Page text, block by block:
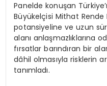
Panelde konuşan
Büyükelçisi Mithat Rende
potansiyeline ve uzun
alanı anlaşmazlıklarına
fırsatlar barındıran bir
dâhil olmasıyla risklerin
tanımladı.